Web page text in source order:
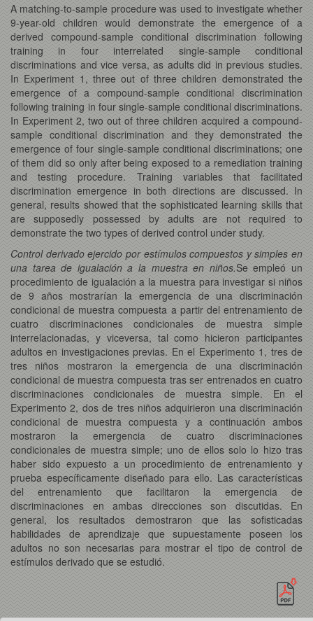
A matching-to-sample procedure was used to investigate whether
9-year-old children would demonstrate the emergence of a
derived compound-sample conditional discrimination following
training in four interrelated single-sample conditional
discriminations and vice versa, as adults did in previous studies.
In Experiment 1, three out of three children demonstrated the
emergence of a compound-sample conditional discrimination
following training in four single-sample conditional discriminations.
In Experiment 2, two out of three children acquired a compound-
sample conditional discrimination and they demonstrated the
emergence of four single-sample conditional discriminations; one
of them did so only after being exposed to a remediation training
and testing procedure. Training variables that facilitated
discrimination emergence in both directions are discussed. In
general, results showed that the sophisticated learning skills that
are supposedly possessed by adults are not required to
demonstrate the two types of derived control under study.
Control derivado ejercido por estímulos compuestos y simples en
una tarea de igualación a la muestra en niños.Se empleó un
procedimiento de igualación a la muestra para investigar si niños
de 9 años mostrarían la emergencia de una discriminación
condicional de muestra compuesta a partir del entrenamiento de
cuatro discriminaciones condicionales de muestra simple
interrelacionadas, y viceversa, tal como hicieron participantes
adultos en investigaciones previas. En el Experimento 1, tres de
tres niños mostraron la emergencia de una discriminación
condicional de muestra compuesta tras ser entrenados en cuatro
discriminaciones condicionales de muestra simple. En el
Experimento 2, dos de tres niños adquirieron una discriminación
condicional de muestra compuesta y a continuación ambos
mostraron la emergencia de cuatro discriminaciones
condicionales de muestra simple; uno de ellos solo lo hizo tras
haber sido expuesto a un procedimiento de entrenamiento y
prueba específicamente diseñado para ello. Las características
del entrenamiento que facilitaron la emergencia de
discriminaciones en ambas direcciones son discutidas. En
general, los resultados demostraron que las sofisticadas
habilidades de aprendizaje que supuestamente poseen los
adultos no son necesarias para mostrar el tipo de control de
estímulos derivado que se estudió.